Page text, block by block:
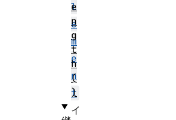
l
e
m
e
n
t
イ
e
n
g
t
h
(
)